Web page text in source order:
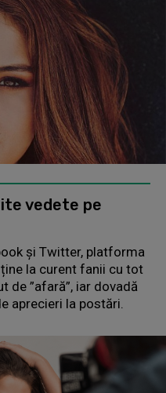
vedete pe
și Twitter, platforma
la curent fanii cu tot
de ”afară”, iar dovadă
aprecieri la postări.